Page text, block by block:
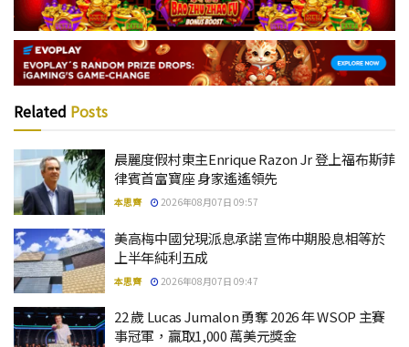
Related Posts
晨麗度假村東主Enrique Razon Jr 登上福布斯菲
律賓首富寶座 身家遙遙領先
本思齊 2026年08月07日 09:57
美高梅中國兌現派息承諾 宣佈中期股息相等於
上半年純利五成
本思齊 2026年08月07日 09:47
22 歲 Lucas Jumalon 勇奪 2026 年 WSOP 主賽
事冠軍，贏取1,000 萬美元獎金